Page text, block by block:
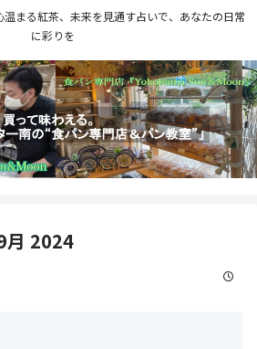
まる紅茶、未来を見通す占いで、あなたの日常
に彩りを
2024